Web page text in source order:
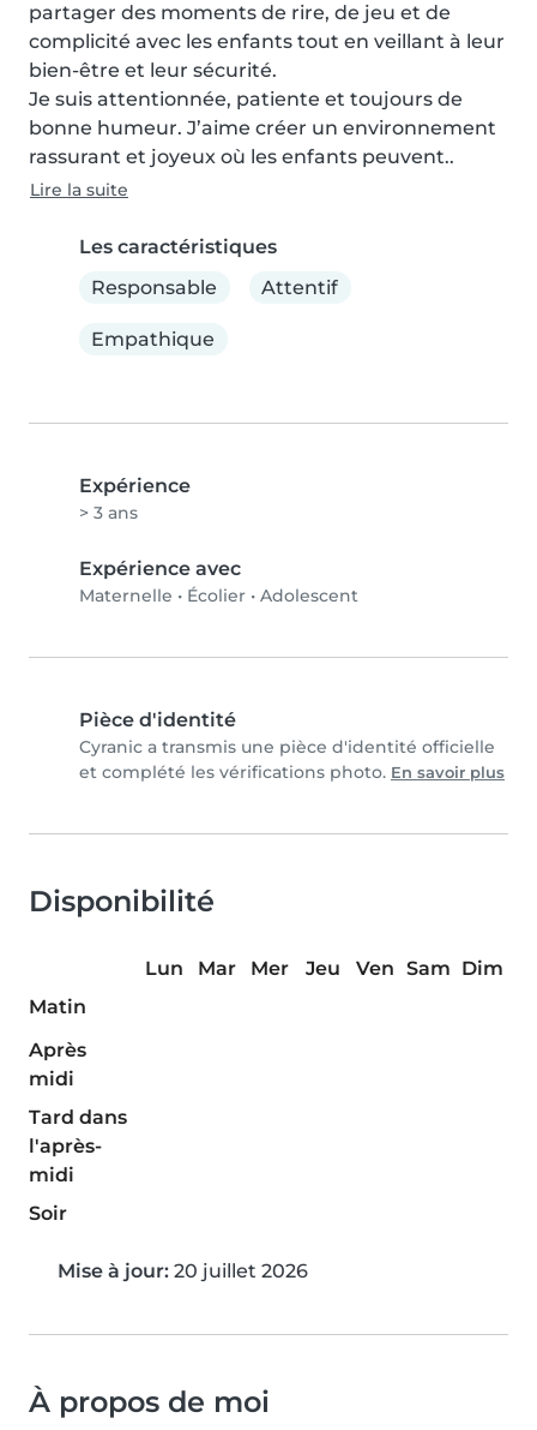
partager des moments de rire, de jeu et de
complicité avec les enfants tout en veillant à leur
bien-être et leur sécurité.
Je suis attentionnée, patiente et toujours de
bonne humeur. J’aime créer un environnement
rassurant et joyeux où les enfants peuvent..
Lire la suite
Les caractéristiques
Responsable
Attentif
Empathique
Expérience
> 3 ans
Expérience avec
Maternelle • Écolier • Adolescent
Pièce d'identité
Cyranic a transmis une pièce d'identité officielle
et complété les vérifications photo. En savoir plus
Disponibilité
Lun Mar Mer Jeu Ven Sam Dim
Matin
Après
midi
Tard dans
l'après-
midi
Soir
Mise à jour: 20 juillet 2026
À propos de moi